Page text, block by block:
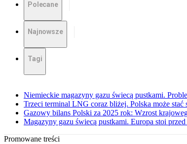
Polecane
Najnowsze
Tagi
Niemieckie magazyny gazu świecą pustkami.
Trzeci terminal LNG coraz bliżej. Polska może stać
Gazowy bilans Polski za 2025 rok: Wzrost
Magazyny gazu świecą pustkami. Europa stoi
Promowane treści